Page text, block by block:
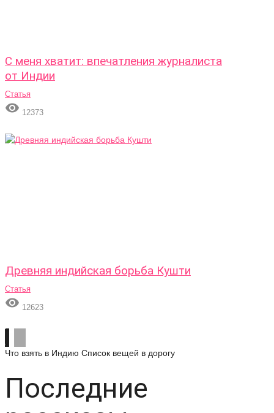
С меня хватит: впечатления журналиста
от Индии
Статья
 12373
Древняя индийская борьба Кушти
Статья
 12623
Что взять в Индию Список вещей в дорогу
Последние